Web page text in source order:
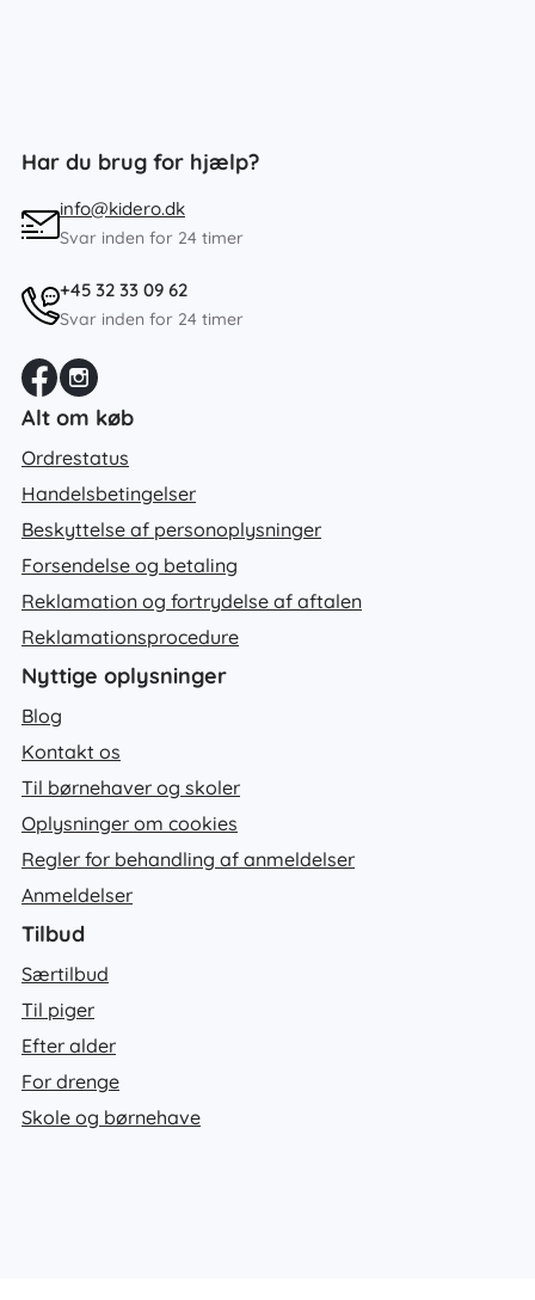
Har du brug for hjælp?
info@kidero.dk
Svar inden for 24 timer
+45 32 33 09 62
Svar inden for 24 timer
Alt om køb
Ordrestatus
Handelsbetingelser
Beskyttelse af personoplysninger
Forsendelse og betaling
Reklamation og fortrydelse af aftalen
Reklamationsprocedure
Nyttige oplysninger
Blog
Kontakt os
Til børnehaver og skoler
Oplysninger om cookies
Regler for behandling af anmeldelser
Anmeldelser
Tilbud
Særtilbud
Til piger
Efter alder
For drenge
Skole og børnehave